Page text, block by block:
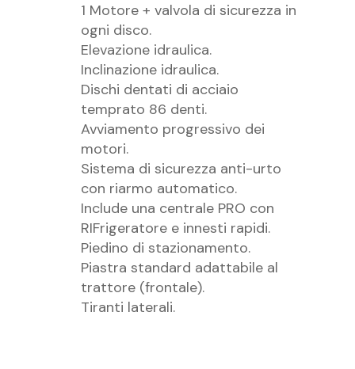
1 Motore + valvola di sicurezza in
ogni disco.
Elevazione idraulica.
Inclinazione idraulica.
Dischi dentati di acciaio
temprato 86 denti.
Avviamento progressivo dei
motori.
Sistema di sicurezza anti-urto
con riarmo automatico.
Include una centrale PRO con
RIFrigeratore e innesti rapidi.
Piedino di stazionamento.
Piastra standard adattabile al
trattore (frontale).
Tiranti laterali.